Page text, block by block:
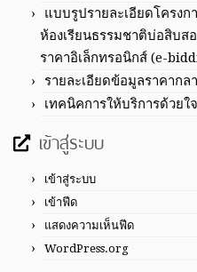
แบบรูปรายละเอียดโครงก
ห้องเรียนธรรมชาติบ่อสิบส
ราคาอิเล็กทรอนิกส์ (e-
รายละเอียดข้อมูลราคากล
เทคนิคการให้บริการด้วย
เข้าสู่ระบบ
เข้าสู่ระบบ
เข้าฟีด
แสดงความเห็นฟีด
WordPress.org